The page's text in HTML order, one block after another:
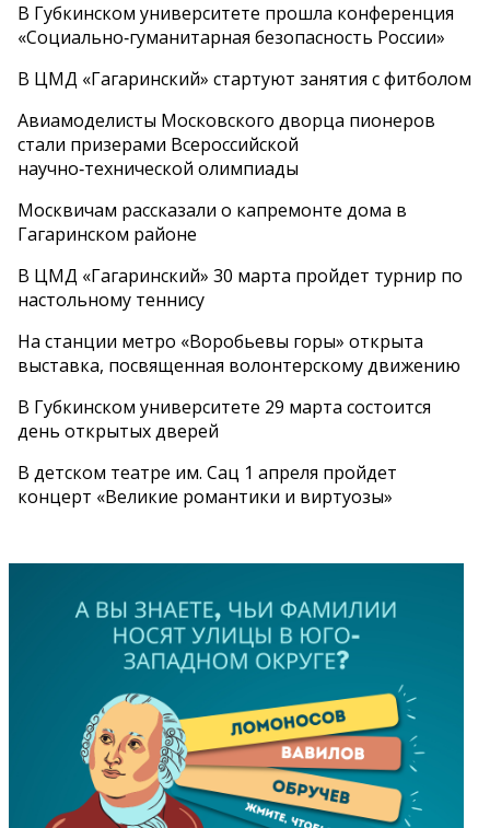
В Губкинском университете прошла конференция
«Социально‑гуманитарная безопасность России»
В ЦМД «Гагаринский» стартуют занятия с фитболом
Авиамоделисты Московского дворца пионеров
стали призерами Всероссийской
научно‑технической олимпиады
Москвичам рассказали о капремонте дома в
Гагаринском районе
В ЦМД «Гагаринский» 30 марта пройдет турнир по
настольному теннису
На станции метро «Воробьевы горы» открыта
выставка, посвященная волонтерскому движению
В Губкинском университете 29 марта состоится
день открытых дверей
В детском театре им. Сац 1 апреля пройдет
концерт «Великие романтики и виртуозы»